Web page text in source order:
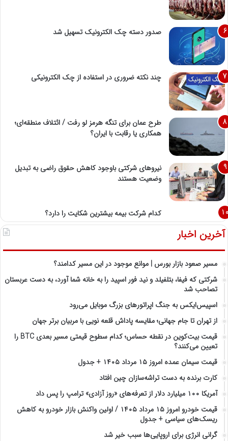
صدور دسته چک الکترونیک تسهیل شد
چند نکته ضروری در استفاده از چک الکترونیکی
طرح عمان برای تنگه هرمز لو رفت / ائتلاف منطقه‌ای؛
همکاری یا رقابت با ایران؟
نیروهای شرکتی باوجود کاهش حقوق راضی به تبدیل
وضعیت هستند
کدام شرکت بیمه بیشترین شکایت را دارد؟
آخرین اخبار
مسیر صعود بازار بورس | موانع موجود در این مسیر کدامند؟
شرکتی که فیفا، بتلفیلد و نید فور اسپید را به خانه شما آورد، به دست عربستان
تصاحب شد
اسپیس‌ایکس به جنگ اپراتورهای بزرگ موبایل می‌رود
از تهران تا جام جهانی؛ مقایسه پاداش قلعه نویی با مربیان برتر جهان
قیمت بیت‌کوین در نقطه حساس؛ کدام سطوح قیمتی مسیر بعدی BTC را
تعیین می‌کنند؟
قیمت سیمان عمده امروز ۱۵ مرداد ۱۴۰۵ + جدول
کارت برنده به دست تراشه‌سازان چین افتاد
آمریکا ۱۰۰ میلیارد دلار از تعرفه‌های «روز آزادی» ترامپ را پس داد
قیمت خودرو امروز ۱۵ مرداد ۱۴۰۵ / اولین واکنش بازار خودرو به کاهش
ریسک‌های سیاسی + جدول
گرانی انرژی برای اروپایی‌ها سبب خیر شد